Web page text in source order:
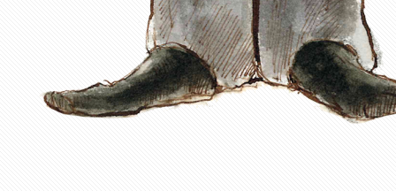
Synthetic object
Premio, simbolo e
Murals, Painting
Opera in tre parti.